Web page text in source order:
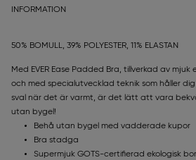
INFORMATION
50% BOMULL, 39% POLYESTER, 11% ELASTAN
Med EVER Ease Padded Bra, tillverkad av mjuk
och med specialutvecklad teknik som håller
sval när det är varmt, är det lätt att vara
utan bygel!
Behå utan bygel med vadderade kupor
Bra stadga
Supermjuk GOTS-certifierad ekologisk